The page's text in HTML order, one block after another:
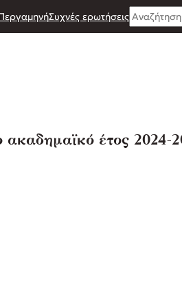
Συχνές ερωτήσειςSearch
έτος 2024-